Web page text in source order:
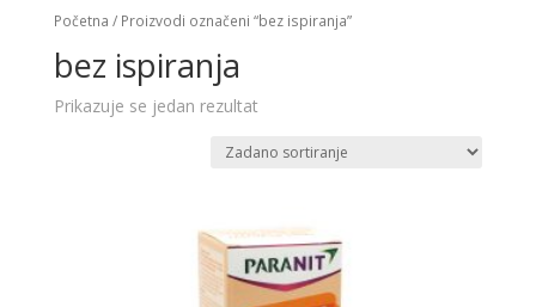
Početna / Proizvodi označeni “bez ispiranja”
bez ispiranja
Prikazuje se jedan rezultat